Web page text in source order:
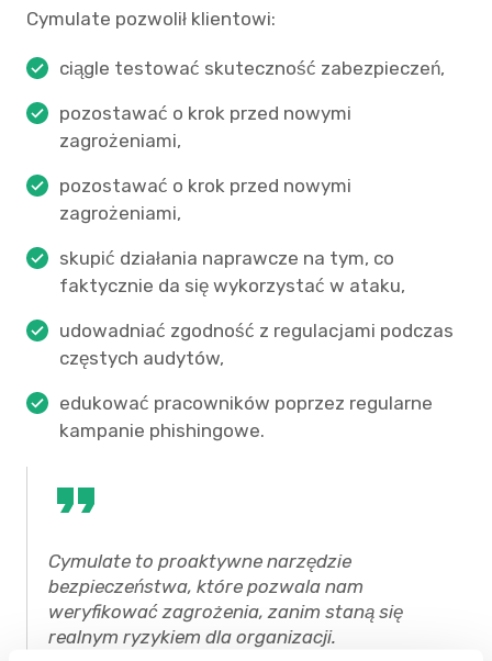
Cymulate pozwolił klientowi:
ciągle testować skuteczność zabezpieczeń,
pozostawać o krok przed nowymi
zagrożeniami,
pozostawać o krok przed nowymi
zagrożeniami,
skupić działania naprawcze na tym, co
faktycznie da się wykorzystać w ataku,
udowadniać zgodność z regulacjami podczas
częstych audytów,
edukować pracowników poprzez regularne
kampanie phishingowe.
Cymulate to proaktywne narzędzie
bezpieczeństwa, które pozwala nam
weryfikować zagrożenia, zanim staną się
realnym ryzykiem dla organizacji.